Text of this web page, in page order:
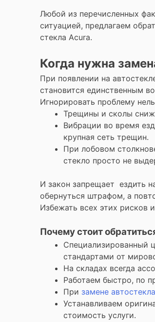
Любой из перечисленных
ситуацией, предлагаем
стекла Acura.
Когда нужна
При появлении на
становится единственным
Игнорировать проблему
Трещины и сколы
Вибрации во время
крупная сеть трещин.
При лобовом
стекло просто не
И закон запрещает ездить
обернуться штрафом, а
Избежать всех этих рисков
Почему стоит
Специализированный
стандартами от
На складах всегда
Работаем быстро, по
При замене автостекла
Устанавливаем
стоимость услуги.